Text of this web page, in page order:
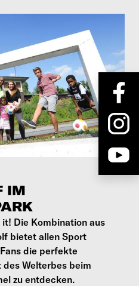
IM
Die Kombination aus
bietet allen Sport
die perfekte
Welterbes beim
zu entdecken.